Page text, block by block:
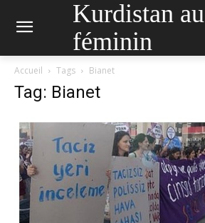
Kurdistan au
féminin
Accueil Tags Bianet
Tag: Bianet